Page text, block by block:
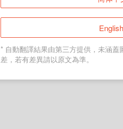
* 自動翻譯結果由第三方提供，未涵
差，若有差異請以原文為準。